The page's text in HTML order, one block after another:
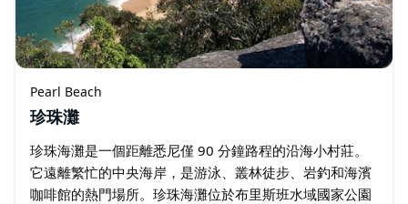
Pearl Beach
珍珠灘
珍珠海灘是一個距離悉尼僅 90 分鐘路程的沿海小村莊。
它遠離繁忙的中央海岸，是游泳、叢林徒步、岩釣和海濱
咖啡館的熱門場所。珍珠海灘位於布里斯班水域國家公園